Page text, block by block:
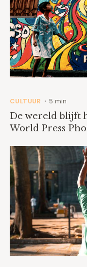
CULTUUR • 5 min
De wereld blijft
World Press